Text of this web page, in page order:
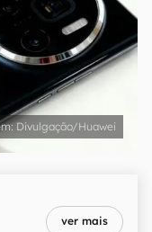
Divulgação/Huawei
ver mais